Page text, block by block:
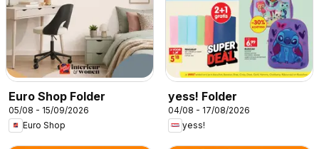
Euro Shop Folder
05/08 - 15/09/2026
Euro Shop
yess! Folder
04/08 - 17/08/2026
yess!